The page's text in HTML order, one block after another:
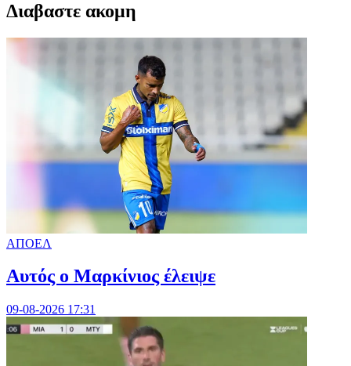
Διαβαστε ακομη
ΑΠΟΕΛ
Αυτός ο Μαρκίνιος έλειψε
09-08-2026 17:31